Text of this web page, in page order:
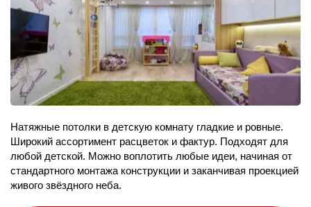
Натяжные потолки в детскую комнату гладкие и ровные.
Широкий ассортимент расцветок и фактур. Подходят для
любой детской. Можно воплотить любые идеи, начиная от
стандартного монтажа конструкции и заканчивая проекцией
живого звёздного неба.